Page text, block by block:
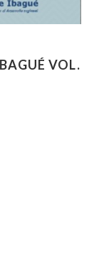
VOL.